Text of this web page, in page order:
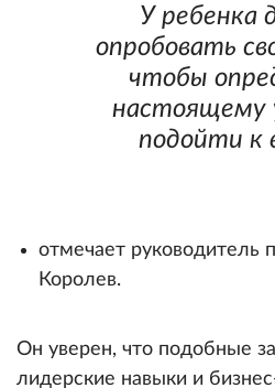
У ребенка
опробовать
чтобы
настоящему
подойти к
отмечает руководитель
Королев.
Он уверен, что подобные
лидерские навыки и